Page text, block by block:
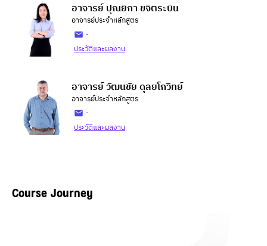
อาจารย์ ปุณยิกา ขจิตระบิน
อาจารย์ประจำหลักสูตร
-
ประวัติและผลงาน
อาจารย์ วัฒนชัย ดุลยโกวิทย์
อาจารย์ประจำหลักสูตร
-
ประวัติและผลงาน
Course Journey